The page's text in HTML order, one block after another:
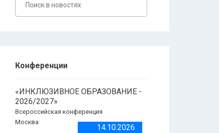
Конференции
«ИНКЛЮЗИВНОЕ ОБРАЗОВАНИЕ -
2026/2027»
Всероссийская конференция
Москва
14.10.2026